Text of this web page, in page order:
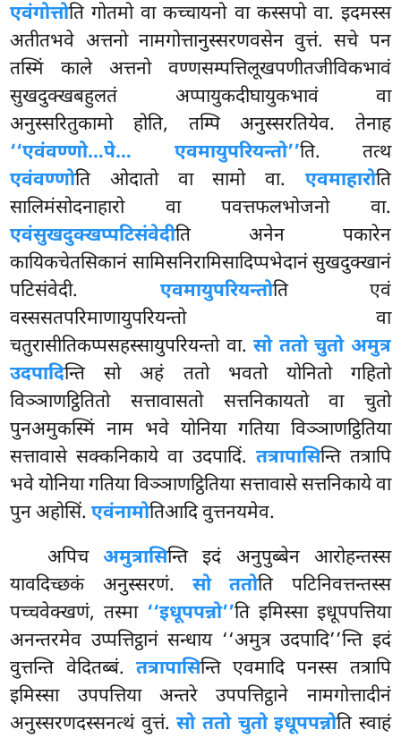
एवंगोत्तोति गोतमो वा कच्चायनो वा कस्सपो वा. इदमस्स
अतीतभवे अत्तनो नामगोत्तानुस्सरणवसेन वुत्तं. सचे पन
तस्मिं काले अत्तनो वण्णसम्पत्तिलूखपणीतजीविकभावं
सुखदुक्खबहुलतं अप्पायुकदीघायुकभावं वा
अनुस्सरितुकामो होति, तम्पि अनुस्सरतियेव. तेनाह
‘‘एवंवण्णो…पे… एवमायुपरियन्तो’’ति. तत्थ
एवंवण्णोति ओदातो वा सामो वा. एवमाहारोति
सालिमंसोदनाहारो वा पवत्तफलभोजनो वा.
एवंसुखदुक्खप्पटिसंवेदीति अनेन पकारेन
कायिकचेतसिकानं सामिसनिरामिसादिप्पभेदानं सुखदुक्खानं
पटिसंवेदी. एवमायुपरियन्तोति एवं
वस्ससतपरिमाणायुपरियन्तो वा
चतुरासीतिकप्पसहस्सायुपरियन्तो वा.सो ततो चुतो अमुत्र
उदपादिन्ति सो अहं ततो भवतो योनितो गहितो
विञ्ञाणट्ठितितो सत्तावासतो सत्तनिकायतो वा चुतो
पुनअमुकस्मिं नाम भवे योनिया गतिया विञ्ञाणट्ठितिया
सत्तावासे सक्कनिकाये वा उदपादिं. तत्रापासिन्ति तत्रापि
भवे योनिया गतिया विञ्ञाणट्ठितिया सत्तावासे सत्तनिकाये वा
पुन अहोसिं.एवंनामोतिआदि वुत्तनयमेव.
अपिचअमुत्रासिन्ति इदं अनुपुब्बेन आरोहन्तस्स
यावदिच्छकं अनुस्सरणं. सो ततोति पटिनिवत्तन्तस्स
पच्चवेक्खणं, तस्मा ‘‘इधूपपन्नो’’ति इमिस्सा इधूपपत्तिया
अनन्तरमेव उप्पत्तिट्ठानं सन्धाय ‘‘अमुत्र उदपादि’’न्ति इदं
वुत्तन्ति वेदितब्बं. तत्रापासिन्ति एवमादि पनस्स तत्रापि
इमिस्सा उपपत्तिया अन्तरे उपपत्तिट्ठाने नामगोत्तादीनं
अनुस्सरणदस्सनत्थं वुत्तं.सो ततो चुतो इधूपपन्नोति स्वाहं